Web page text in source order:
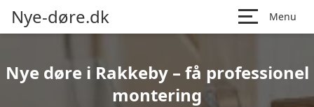
Nye-døre.dk Menu
Nye døre i Rakkeby – få professionel
montering